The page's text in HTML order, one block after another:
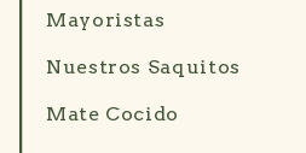
Mayoristas
Nuestros Saquitos
Mate Cocido